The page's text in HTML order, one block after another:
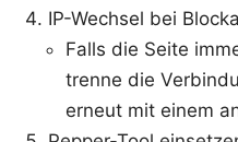
IP-Wechsel bei
Falls die Seite
trenne die
erneut mit einem